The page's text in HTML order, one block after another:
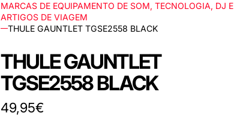
MARCAS DE EQUIPAMENTO DE SOM, TECNOLOGIA, DJ E
ARTIGOS DE VIAGEM
THULE GAUNTLET TGSE2558 BLACK
THULE GAUNTLET
TGSE2558 BLACK
Preço
49,95€